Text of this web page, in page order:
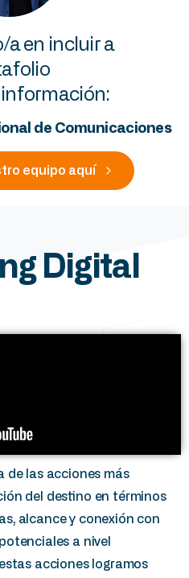
a en incluir a
información:
de Comunicaciones
equipo aquí
Digital
de las acciones más
del destino en términos
alcance y conexión con
a nivel
acciones logramos